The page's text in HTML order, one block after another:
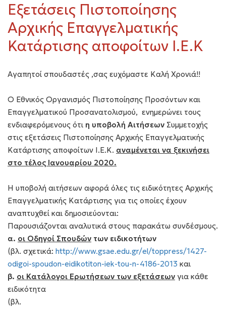
Εξετάσεις Πιστοποίησης
Αρχικής Επαγγελματικής
Κατάρτισης αποφοίτων Ι.Ε.Κ
Αγαπητοί σπουδαστές ,σας ευχόμαστε Καλή Χρονιά!!
Ο Εθνικός Οργανισμός Πιστοποίησης Προσόντων και
Επαγγελματικού Προσανατολισμού, ενημερώνει τους
ενδιαφερόμενους ότι η υποβολή Αιτήσεων Συμμετοχής
στις εξετάσεις Πιστοποίησης Αρχικής Επαγγελματικής
Κατάρτισης αποφοίτων Ι.Ε.Κ. αναμένεται να ξεκινήσει
στο τέλος Ιανουαρίου 2020.
Η υποβολή αιτήσεων αφορά όλες τις ειδικότητες Αρχικής
Επαγγελματικής Κατάρτισης για τις οποίες έχουν
αναπτυχθεί και δημοσιεύονται:
Παρουσιάζονται αναλυτικά στους παρακάτω συνδέσμους.
α. οι Οδηγοί Σπουδών των ειδικοτήτων
(βλ. σχετικά: http://www.gsae.edu.gr/el/toppress/1427-
odigoi-spoudon-eidikotiton-iek-tou-n-4186-2013 και
β. οι Κατάλογοι Ερωτήσεων των εξετάσεων για κάθε
ειδικότητα
(βλ.